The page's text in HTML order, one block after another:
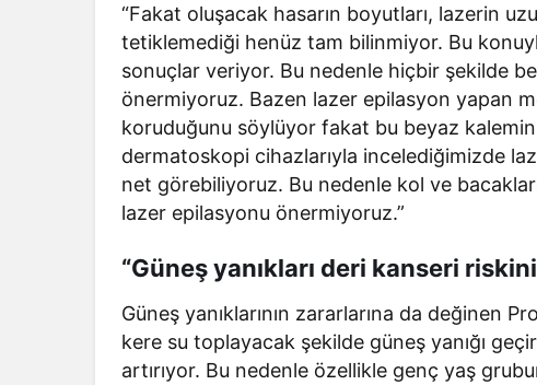
“Fakat oluşacak hasarın boyutları, lazerin
tetiklemediği henüz tam bilinmiyor. Bu
sonuçlar veriyor. Bu nedenle hiçbir şekilde
önermiyoruz. Bazen lazer epilasyon yapan
koruduğunu söylüyor fakat bu beyaz
dermatoskopi cihazlarıyla incelediğimizde
net görebiliyoruz. Bu nedenle kol ve
lazer epilasyonu önermiyoruz.”
“Güneş yanıkları deri kanseri riskini
Güneş yanıklarının zararlarına da değinen
kere su toplayacak şekilde güneş yanığı
artırıyor. Bu nedenle özellikle genç yaş